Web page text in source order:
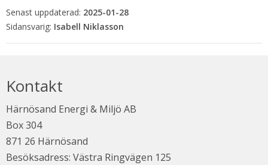
Senast uppdaterad: 2025-01-28
Isabell Niklasson
Kontakt
Härnösand Energi & Miljö AB
Box 304
871 26 Härnösand
Besöksadress: Västra Ringvägen 125